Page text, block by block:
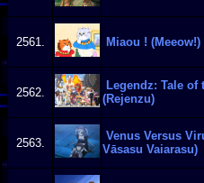
2561. Miaou ! (Meeow!)
2562.
Legendz: Tale of
(Rejenzu)
2563.
Venus Versus
Vāsasu Vaiarasu)